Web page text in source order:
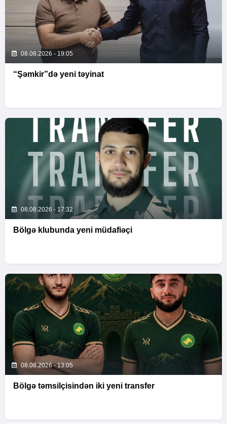
08.08.2026 - 19:05
“Şəmkir”də yeni təyinat
08.08.2026 - 17:32
Bölgə klubunda yeni müdafiəçi
08.08.2026 - 13:05
Bölgə təmsilçisindən iki yeni transfer